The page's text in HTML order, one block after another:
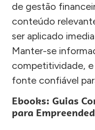
de gestão
conteúdo
ser aplicado
Manter-se
competitividade,
fonte confiável
Ebooks: Guias
para